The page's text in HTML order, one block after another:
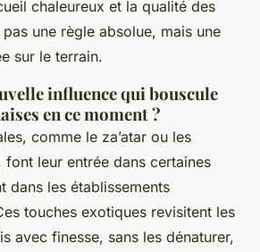
chaleureux et la qualité des
pas une règle absolue, mais une
sur le terrain.
influence qui bouscule
en ce moment ?
comme le za’atar ou les
font leur entrée dans certaines
dans les établissements
touches exotiques revisitent les
avec finesse, sans les dénaturer,